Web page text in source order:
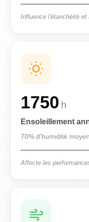
Influence l'étanchéité
1750 h
Ensoleillement
70% d'humidité
Affecte les